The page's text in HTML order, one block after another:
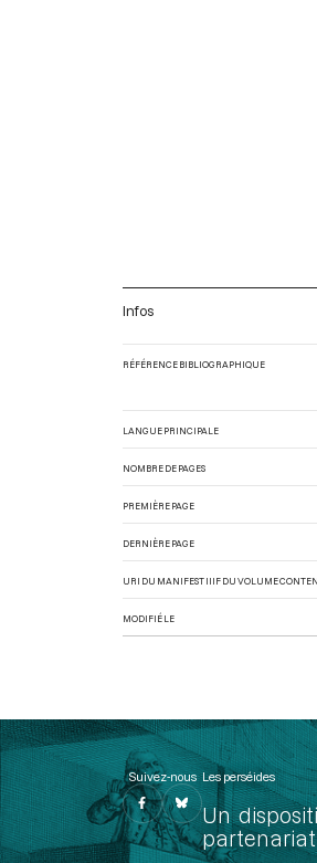
Infos
RÉFÉRENCE BIBLIOGRAPHIQUE
LANGUE PRINCIPALE
NOMBRE DE PAGES
PREMIÈRE PAGE
DERNIÈRE PAGE
URI DU MANIFEST IIIF DU VOLUME
MODIFIÉ LE
Suivez-nous Les perséides
Un
partenariat